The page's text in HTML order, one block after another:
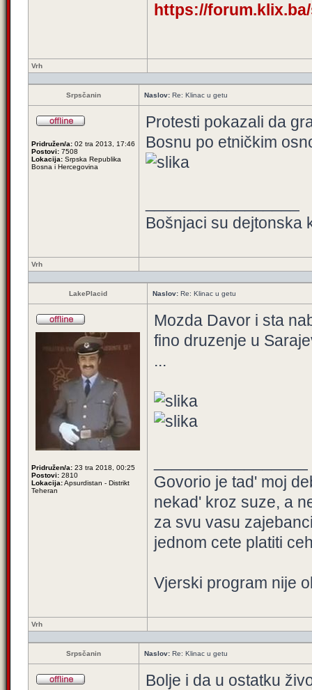
https://
Vrh
Srpsčanin Naslov: Re: Klinac u getu
Pridružen/a: 02 tra 2013, 17:46
Postovi: 7508
Lokacija: Srpska Republika
Bosna i Hercegovina
Protesti pokazali da
Bosnu po etničkim
Bošnjaci su dejtonska
Vrh
LakePlacid Naslov: Re: Klinac u getu
Pridružen/a: 23 tra 2018, 00:25
Postovi: 2810
Lokacija:Apsurdistan - Distrikt
Teheran
Mozda Davor i sta
fino druzenje u
...
Govorio je tad' moj
nekad' kroz suze, a
za svu vasu
jednom cete platiti
Vjerski program nije
Vrh
Srpsčanin Naslov: Re: Klinac u getu
Bolje i da u ostatku